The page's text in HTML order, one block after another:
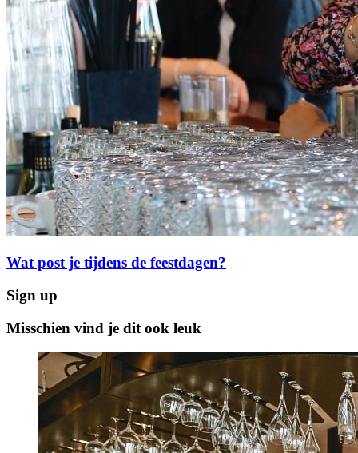
Wat post je tijdens de feestdagen?
Sign up
Misschien vind je dit ook leuk